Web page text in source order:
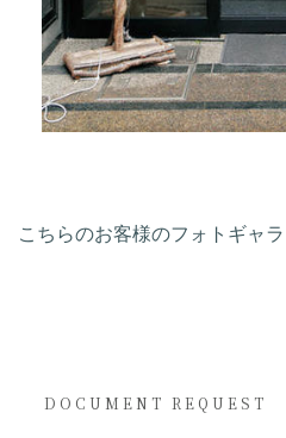
こちらのお客様のフォトギャ
DOCUMENT REQUEST